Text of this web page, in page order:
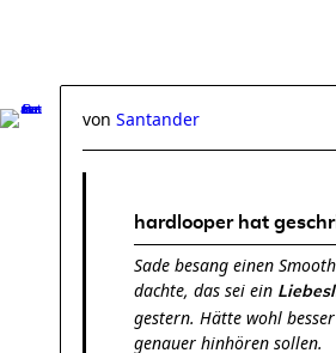
von Santander
hardlooper hat
Sade besang einen
dachte, das sei ein
gestern. Hätte wohl
genauer hinhören sollen.